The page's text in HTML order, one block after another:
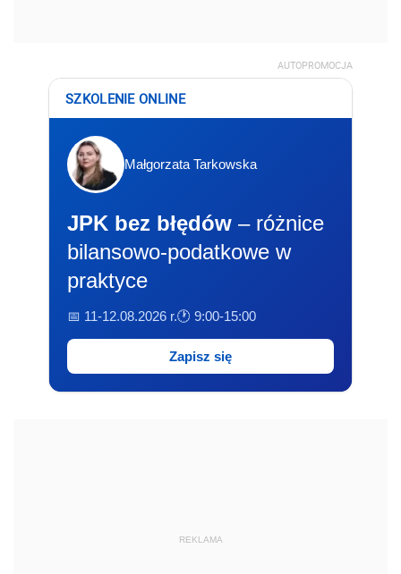
AUTOPROMOCJA
SZKOLENIE ONLINE
Małgorzata Tarkowska
JPK bez błędów – różnice
bilansowo-podatkowe w
praktyce
📅 11-12.08.2026 r.🕐 9:00-15:00
Zapisz się
REKLAMA